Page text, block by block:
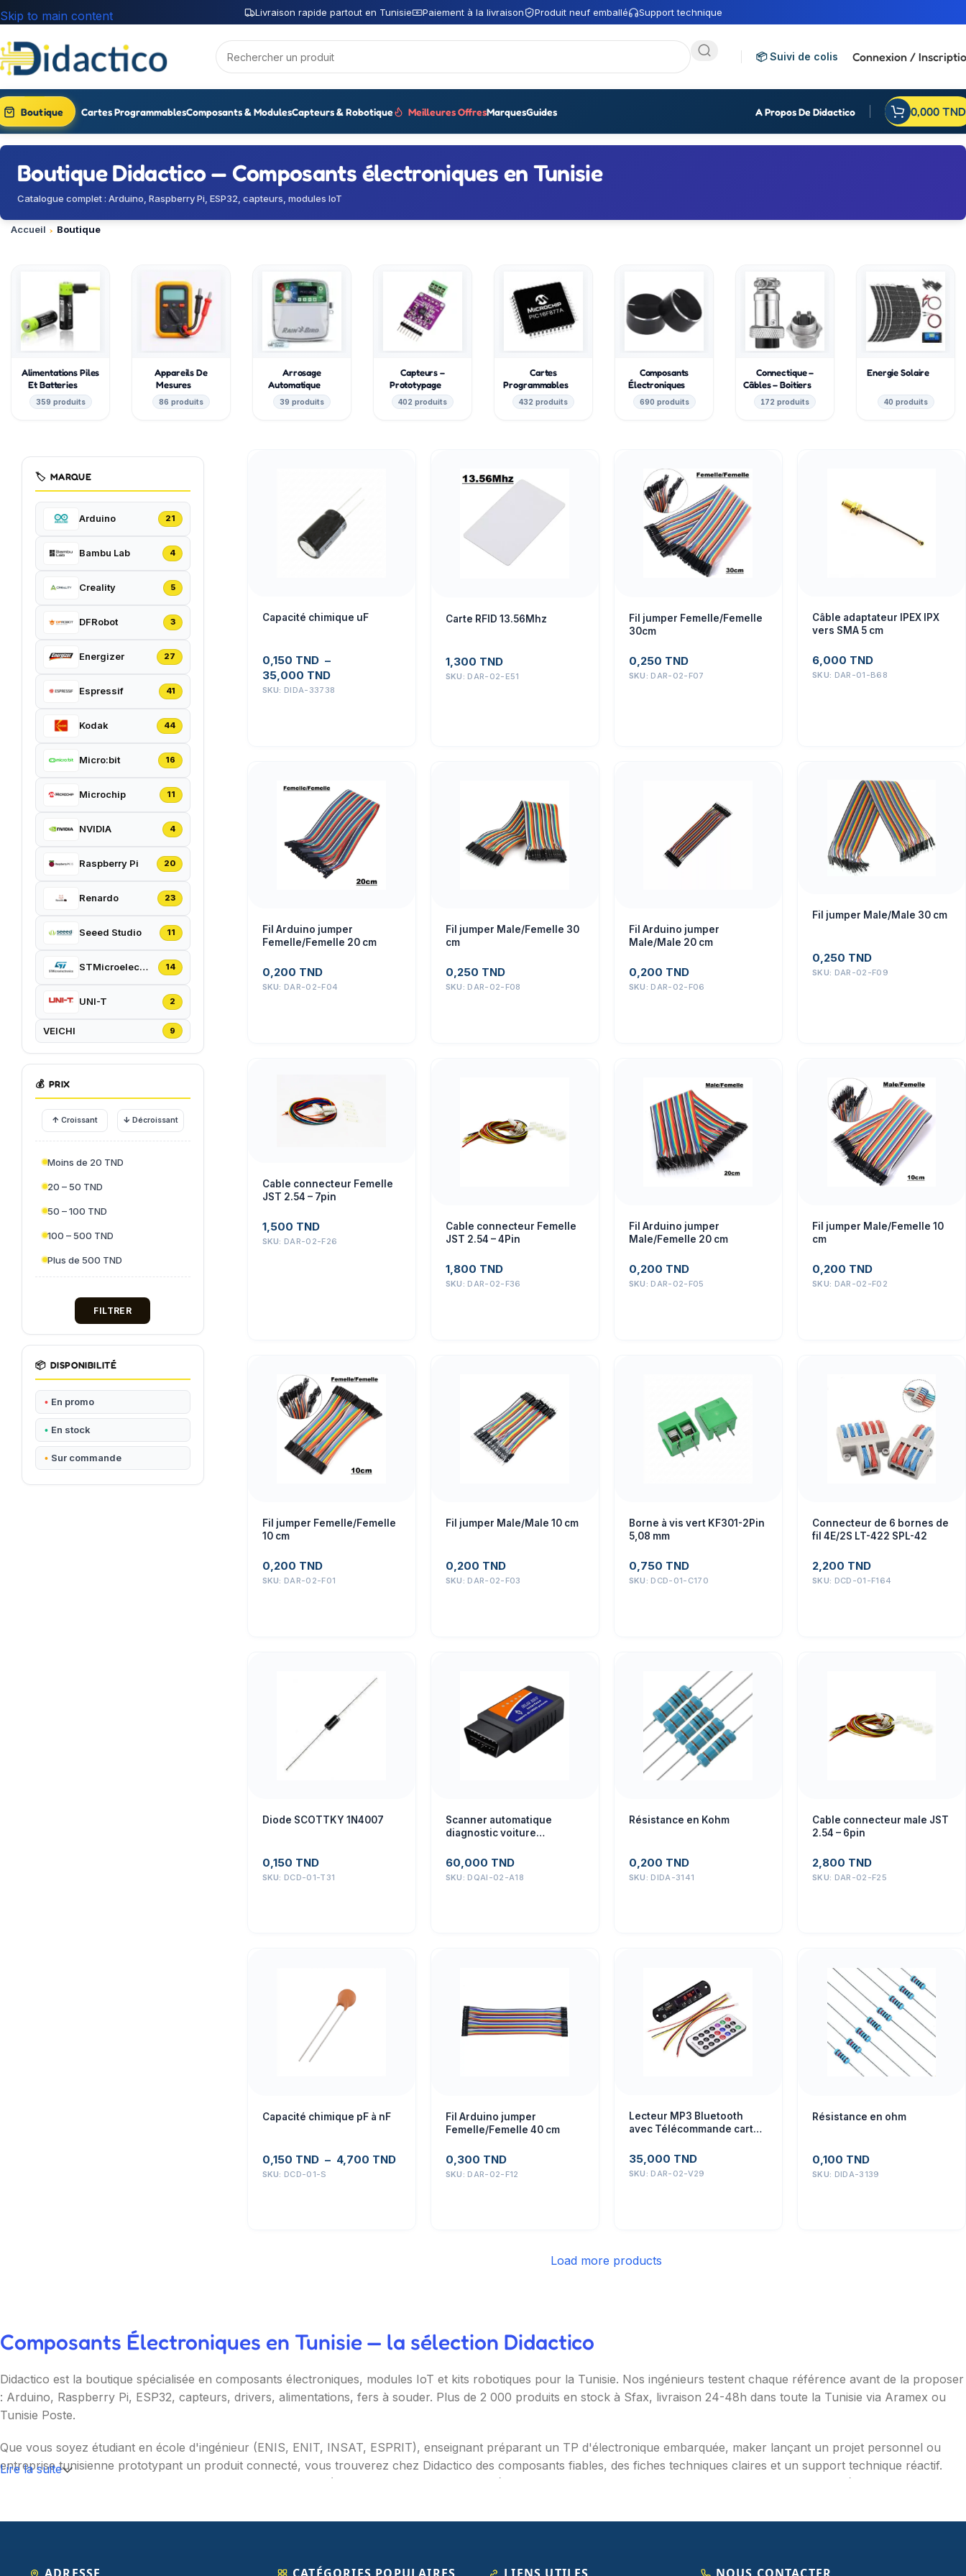
Livraison rapide partout en Tunisie Paiement à la livraison Produit neuf emballé Support technique
Skip to main content
📦 Suivi de colis Connexion /
Boutique Cartes ProgrammablesComposants & ModulesCapteurs & Robotique Meilleures OffresMarquesGuides A Propos De Didactico 0,000 TND
Boutique Didactico — Composants électroniques en Tunisie
Catalogue complet : Arduino, Raspberry Pi, ESP32, capteurs, modules IoT
Accueil Boutique
Alimentations Piles
Et Batteries
359 produits
Appareils De
Mesures
86 produits
Arrosage
Automatique
39 produits
Capteurs –
Prototypage
402 produits
Cartes
Programmables
432 produits
Composants
Électroniques
690 produits
Connectique –
Câbles – Boitiers
172 produits
Energie Solaire
40 produits
🏷️ MARQUE
Arduino 21
Bambu Lab 4
Creality 5
DFRobot 3
Energizer 27
Espressif 41
Kodak 44
Micro:bit 16
Microchip 11
NVIDIA 4
Raspberry Pi 20
Renardo 23
Seeed Studio 11
STMicroelectronics 14
UNI-T 2
VEICHI 9
💰 PRIX
↑ Croissant ↓ Décroissant
Moins de 20 TND
20 – 50 TND
50 – 100 TND
100 – 500 TND
Plus de 500 TND
FILTRER
📦 DISPONIBILITÉ
En promo
En stock
Sur commande
Capacité chimique uF
0,150 TND –
35,000 TND
SKU: DIDA-33738
Carte RFID 13.56Mhz
1,300 TND
SKU: DAR-02-E51
Fil jumper Femelle/Femelle
30cm
0,250 TND
SKU: DAR-02-F07
Câble adaptateur IPEX IPX
vers SMA 5 cm
6,000 TND
SKU: DAR-01-B68
Fil Arduino jumper
Femelle/Femelle 20 cm
0,200 TND
SKU: DAR-02-F04
Fil jumper Male/Femelle 30
cm
0,250 TND
SKU: DAR-02-F08
Fil Arduino jumper
Male/Male 20 cm
0,200 TND
SKU: DAR-02-F06
Fil jumper Male/Male 30 cm
0,250 TND
SKU: DAR-02-F09
Cable connecteur Femelle
JST 2.54 – 7pin
1,500 TND
SKU: DAR-02-F26
Cable connecteur Femelle
JST 2.54 – 4Pin
1,800 TND
SKU: DAR-02-F36
Fil Arduino jumper
Male/Femelle 20 cm
0,200 TND
SKU: DAR-02-F05
Fil jumper Male/Femelle 10
cm
0,200 TND
SKU: DAR-02-F02
Fil jumper Femelle/Femelle
10 cm
0,200 TND
SKU: DAR-02-F01
Fil jumper Male/Male 10 cm
0,200 TND
SKU: DAR-02-F03
Borne à vis vert KF301-2Pin
5,08 mm
0,750 TND
SKU: DCD-01-C170
Connecteur de 6 bornes de
fil 4E/2S LT-422 SPL-42
2,200 TND
SKU: DCD-01-F164
Diode SCOTTKY 1N4007
0,150 TND
SKU: DCD-01-T31
Scanner automatique
diagnostic voiture
ELM327 OBD2 V2.1
60,000 TND
SKU: DQAI-02-A18
Résistance en Kohm
0,200 TND
SKU: DIDA-3141
Cable connecteur male JST
2.54 – 6pin
2,800 TND
SKU: DAR-02-F25
Capacité chimique pF à nF
0,150 TND – 4,700 TND
SKU: DCD-01-S
Fil Arduino jumper
Femelle/Femelle 40 cm
0,300 TND
SKU: DAR-02-F12
Lecteur MP3 Bluetooth
avec Télécommande carte
35,000 TND
SKU: DAR-02-V29
Résistance en ohm
0,100 TND
SKU: DIDA-3139
Load more products
Composants Électroniques en Tunisie — la sélection Didactico
Didactico est la boutique spécialisée en composants électroniques, modules IoT et kits robotiques pour la Tunisie. Nos ingénieurs testent chaque référence avant de la proposer
: Arduino, Raspberry Pi, ESP32, capteurs, drivers, alimentations, fers à souder. Plus de 2 000 produits en stock à Sfax, livraison 24-48h dans toute la Tunisie via Aramex ou
Tunisie Poste.
Que vous soyez étudiant en école d'ingénieur (ENIS, ENIT, INSAT, ESPRIT), enseignant préparant un TP d'électronique embarquée, maker lançant un projet personnel ou
entreprise tunisienne prototypant un produit connecté, vous trouverez chez Didactico des composants fiables, des fiches techniques claires et un support technique réactif.
garantie et SAV inclus sur chaque commande.
Lire la suite